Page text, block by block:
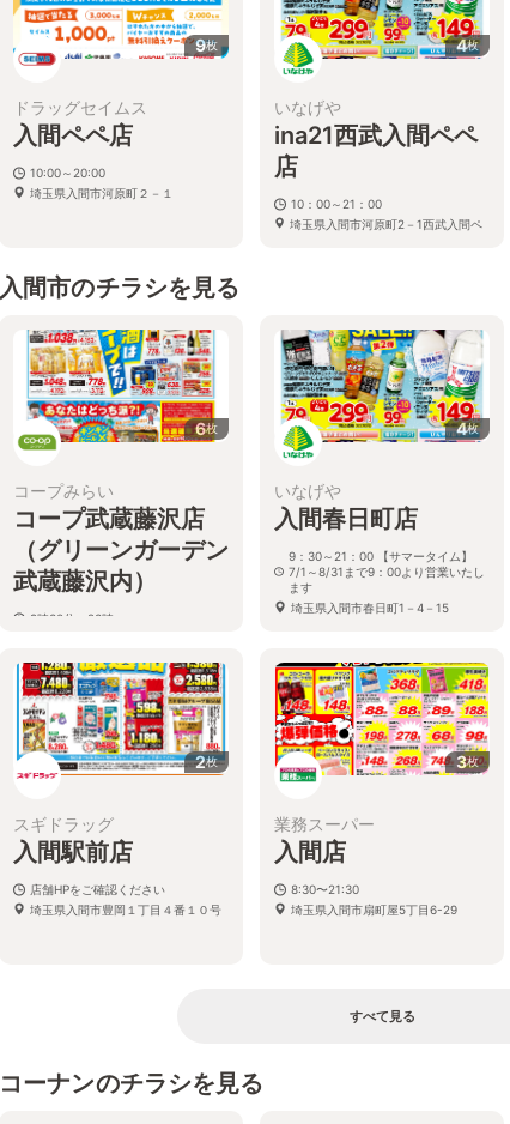
9枚
ドラッグセイムス
入間ペペ店
10:00～20:00
埼玉県入間市河原町２－１
4枚
いなげや
ina21西武入間ペペ
店
10：00～21：00
埼玉県入間市河原町2－1西武入間ペ
入間市のチラシを見る
6枚
コープみらい
コープ武蔵藤沢店
（グリーンガーデン
武蔵藤沢内）
9時30分～23時
4枚
いなげや
入間春日町店
9：30～21：00 【サマータイム】
7/1～8/31まで9：00より営業いたし
ます
埼玉県入間市春日町1－4－15
2枚
スギドラッグ
入間駅前店
店舗HPをご確認ください
埼玉県入間市豊岡１丁目４番１０号
3枚
業務スーパー
入間店
8:30〜21:30
埼玉県入間市扇町屋5丁目6-29
すべて見る
コーナンのチラシを見る